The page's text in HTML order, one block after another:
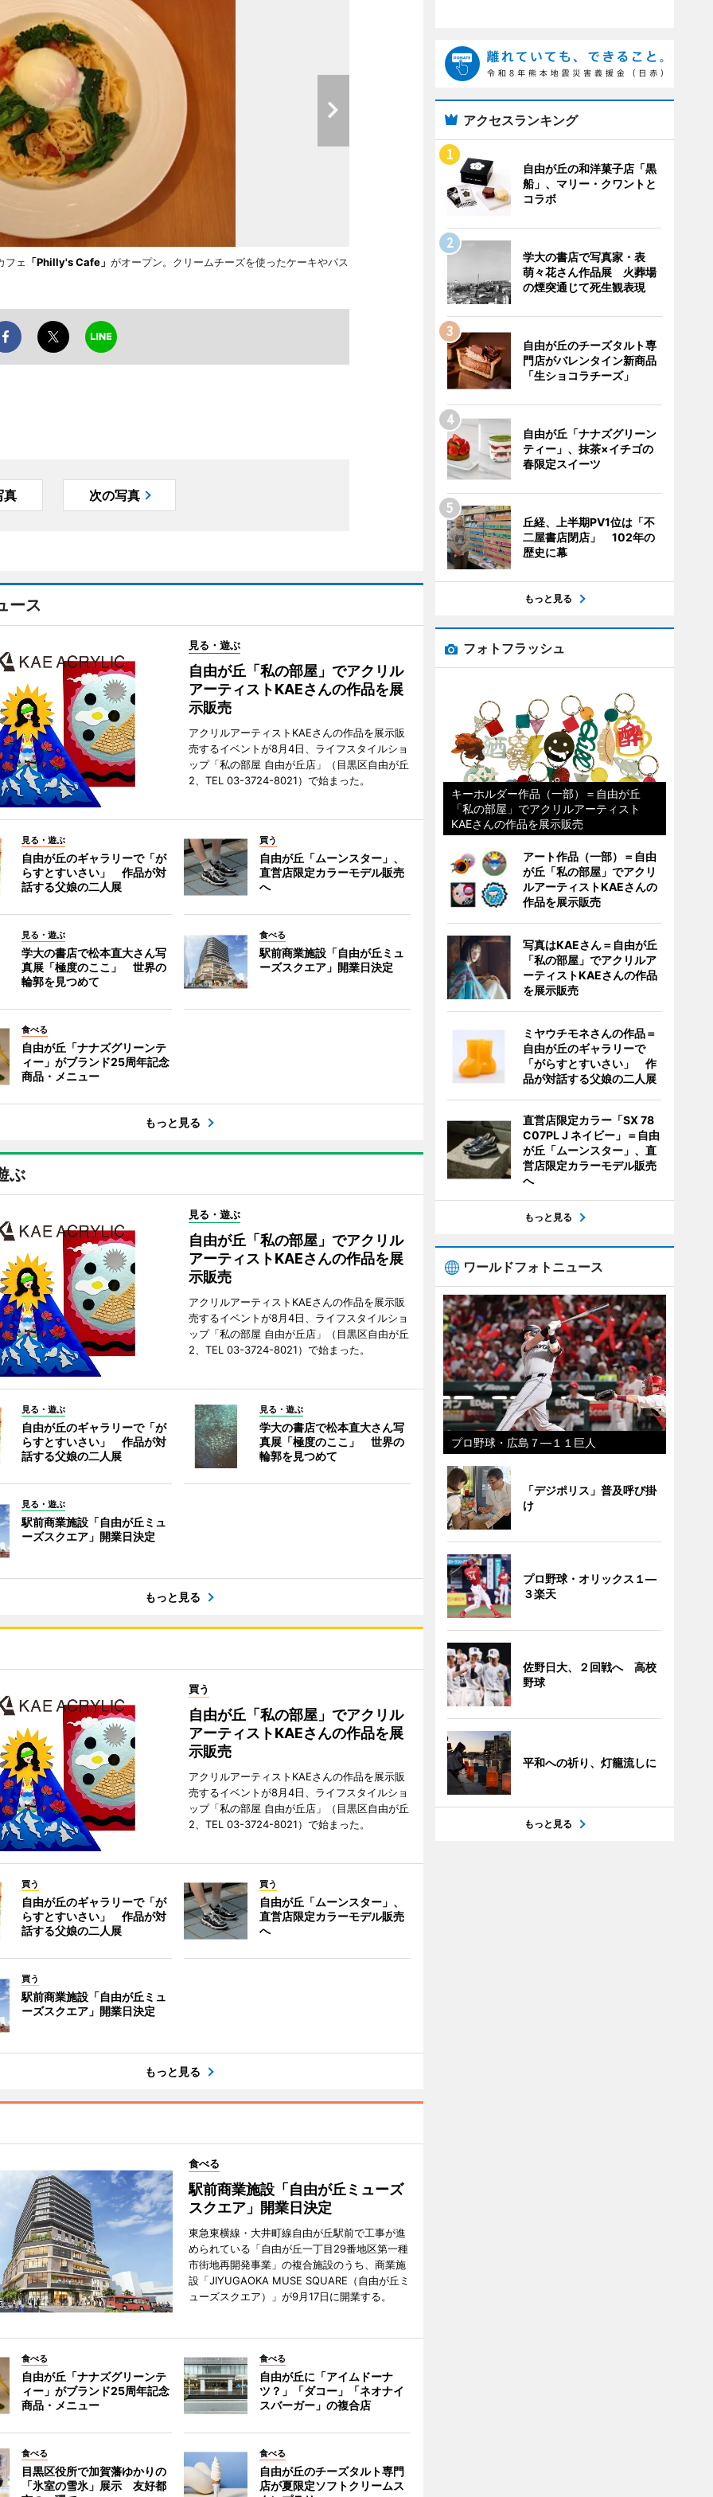
フェ 「Philly's Cafe」 がオープン。クリームチーズを使ったケーキやパス
真 次の写真
ース
見る・遊ぶ
自由が丘「私の部屋」でアクリル
アーティストKAEさんの作品を展
示販売
アクリルアーティストKAEさんの作品を展示販
売するイベントが8月4日、ライフスタイルショ
ップ「私の部屋 自由が丘店」（目黒区自由が丘
2、TEL 03-3724-8021）で始まった。
見る・遊ぶ
自由が丘のギャラリーで「が
らすとすいさい」 作品が対
話する父娘の二人展
買う
自由が丘「ムーンスター」、
直営店限定カラーモデル販売
へ
見る・遊ぶ
学大の書店で松本直大さん写
真展「極度のここ」 世界の
輪郭を見つめて
食べる
駅前商業施設「自由が丘ミュ
ーズスクエア」開業日決定
食べる
自由が丘「ナナズグリーンテ
ィー」がブランド25周年記念
商品・メニュー
もっと見る
ぶ
見る・遊ぶ
自由が丘「私の部屋」でアクリル
アーティストKAEさんの作品を展
示販売
アクリルアーティストKAEさんの作品を展示販
売するイベントが8月4日、ライフスタイルショ
ップ「私の部屋 自由が丘店」（目黒区自由が丘
2、TEL 03-3724-8021）で始まった。
見る・遊ぶ
自由が丘のギャラリーで「が
らすとすいさい」 作品が対
話する父娘の二人展
見る・遊ぶ
学大の書店で松本直大さん写
真展「極度のここ」 世界の
輪郭を見つめて
見る・遊ぶ
駅前商業施設「自由が丘ミュ
ーズスクエア」開業日決定
もっと見る
買う
自由が丘「私の部屋」でアクリル
アーティストKAEさんの作品を展
示販売
アクリルアーティストKAEさんの作品を展示販
売するイベントが8月4日、ライフスタイルショ
ップ「私の部屋 自由が丘店」（目黒区自由が丘
2、TEL 03-3724-8021）で始まった。
買う
自由が丘のギャラリーで「が
らすとすいさい」 作品が対
話する父娘の二人展
買う
自由が丘「ムーンスター」、
直営店限定カラーモデル販売
へ
買う
駅前商業施設「自由が丘ミュ
ーズスクエア」開業日決定
もっと見る
食べる
駅前商業施設「自由が丘ミューズ
スクエア」開業日決定
東急東横線・大井町線自由が丘駅前で工事が進
められている「自由が丘一丁目29番地区第一種
市街地再開発事業」の複合施設のうち、商業施
設「JIYUGAOKA MUSE SQUARE（自由が丘ミ
ューズスクエア）」が9月17日に開業する。
食べる
自由が丘「ナナズグリーンテ
ィー」がブランド25周年記念
商品・メニュー
食べる
自由が丘に「アイムドーナ
ツ？」「ダコー」「ネオナイ
スバーガー」の複合店
食べる
目黒区役所で加賀藩ゆかりの
「氷室の雪氷」展示 友好都
食べる
自由が丘のチーズタルト専門
店が夏限定ソフトクリームス
アクセスランキング
自由が丘の和洋菓子店「黒
船」、マリー・クワントと
コラボ
学大の書店で写真家・表
萌々花さん作品展 火葬場
の煙突通じて死生観表現
自由が丘のチーズタルト専
門店がバレンタイン新商品
「生ショコラチーズ」
自由が丘「ナナズグリーン
ティー」、抹茶×イチゴの
春限定スイーツ
丘経、上半期PV1位は「不
二屋書店閉店」 102年の
歴史に幕
もっと見る
フォトフラッシュ
キーホルダー作品（一部）＝自由が丘
「私の部屋」でアクリルアーティスト
KAEさんの作品を展示販売
アート作品（一部）＝自由
が丘「私の部屋」でアクリ
ルアーティストKAEさんの
作品を展示販売
写真はKAEさん＝自由が丘
「私の部屋」でアクリルア
ーティストKAEさんの作品
を展示販売
ミヤウチモネさんの作品＝
自由が丘のギャラリーで
「がらすとすいさい」 作
品が対話する父娘の二人展
直営店限定カラー「SX 78
C07PL J ネイビー」＝自由
が丘「ムーンスター」、直
営店限定カラーモデル販売
へ
もっと見る
ワールドフォトニュース
プロ野球・広島７―１１巨人
「デジポリス」普及呼び掛
け
プロ野球・オリックス１―
３楽天
佐野日大、２回戦へ 高校
野球
平和への祈り、灯籠流しに
もっと見る